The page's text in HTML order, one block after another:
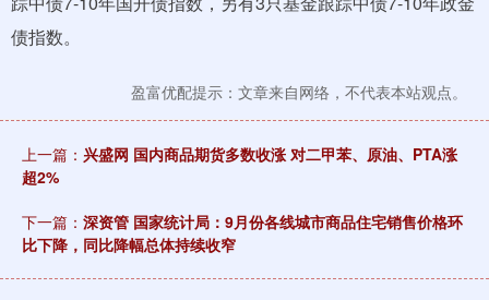
债指数。
盈富优配提示：文章来自网络，不代表本站观点。
上一篇： 兴盛网 国内商品期货多数收涨 对二甲苯、原油、PTA涨
超2%
下一篇： 深资管 国家统计局：9月份各线城市商品住宅销售价格环
比下降，同比降幅总体持续收窄